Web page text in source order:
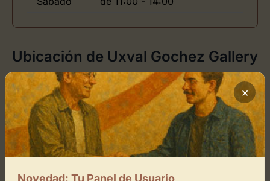
Ubicación de Uxval Gochez Gallery
Cómo llegar
Uxval Gochez Gallery
+
−
×
Novedad: Tu Panel de Usuario